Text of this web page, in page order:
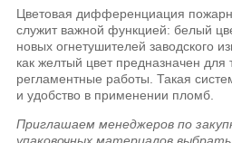
Цветовая дифференциация
служит важной функцией: белый
новых огнетушителей заводского
как желтый цвет предназначен для
регламентные работы. Такая
и удобство в применении пломб.
Приглашаем менеджеров по